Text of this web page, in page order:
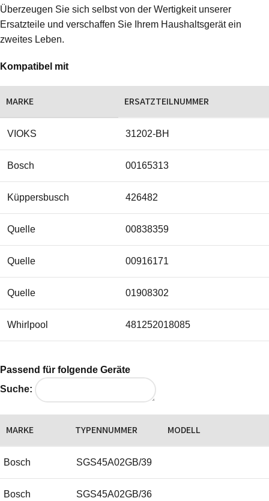
Überzeugen Sie sich selbst von der Wertigkeit unserer
Ersatzteile und verschaffen Sie Ihrem Haushaltsgerät ein
zweites Leben.
Kompatibel mit
MARKE ERSATZTEILNUMMER
VIOKS 31202-BH
Bosch 00165313
Küppersbusch 426482
Quelle 00838359
Quelle 00916171
Quelle 01908302
Whirlpool 481252018085
Passend für folgende Geräte
Suche:
MARKE TYPENNUMMER MODELL
Bosch SGS45A02GB/39
Bosch SGS45A02GB/36